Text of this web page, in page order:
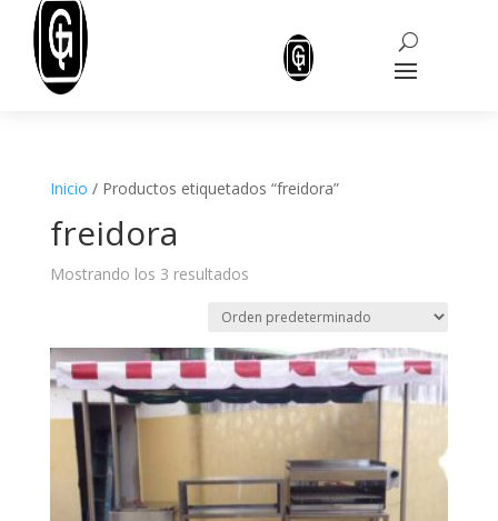
Inicio / Productos etiquetados “freidora”
freidora
Mostrando los 3 resultados